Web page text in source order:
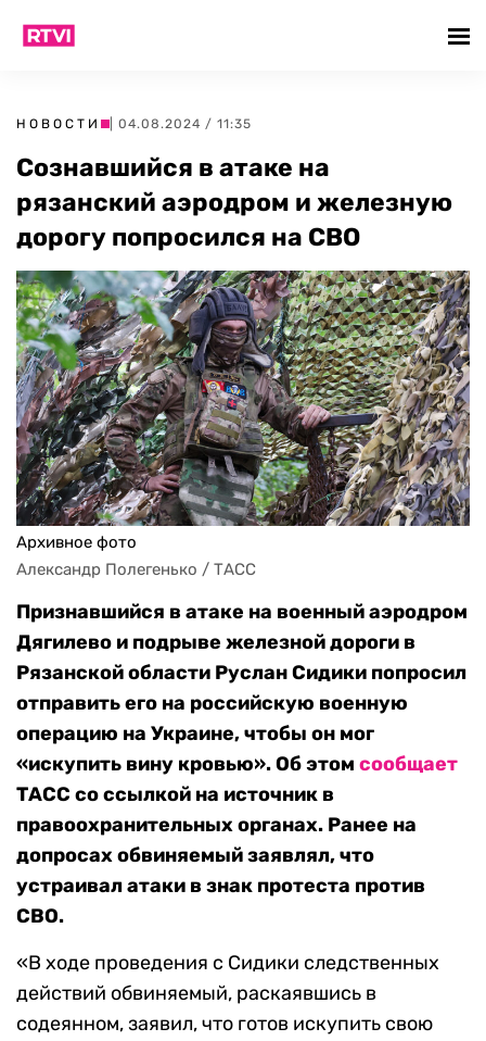
НОВОСТИ | 04.08.2024 / 11:35
Сознавшийся в атаке на
рязанский аэродром и железную
дорогу попросился на СВО
Архивное фото
Александр Полегенько / ТАСС
Признавшийся в атаке на военный аэродром
Дягилево и подрыве железной дороги в
Рязанской области Руслан Сидики попросил
отправить его на российскую военную
операцию на Украине, чтобы он мог
«искупить вину кровью». Об этом сообщает
ТАСС со ссылкой на источник в
правоохранительных органах. Ранее на
допросах обвиняемый заявлял, что
устраивал атаки в знак протеста против
СВО.
«В ходе проведения с Сидики следственных
действий обвиняемый, раскаявшись в
содеянном, заявил, что готов искупить свою